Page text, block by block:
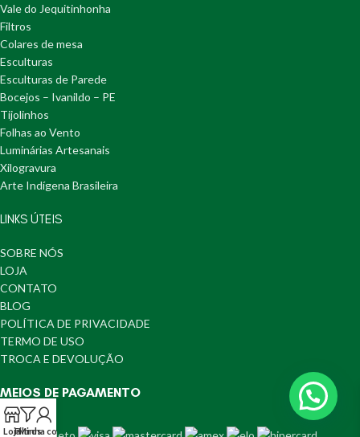
Vale do Jequitinhonha
Filtros
Colares de mesa
Esculturas
Esculturas de Parede
Bocejos – Ivanildo – PE
Tijolinhos
Folhas ao Vento
Luminárias Artesanais
Xilogravura
Arte Indígena Brasileira
LINKS ÚTEIS
SOBRE NÓS
LOJA
CONTATO
BLOG
POLÍTICA DE PRIVACIDADE
TERMO DE USO
TROCA E DEVOLUÇÃO
MEIOS DE PAGAMENTO
LojaFiltros
Minha conta